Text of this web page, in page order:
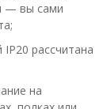
— вы сами
рассчитана
на